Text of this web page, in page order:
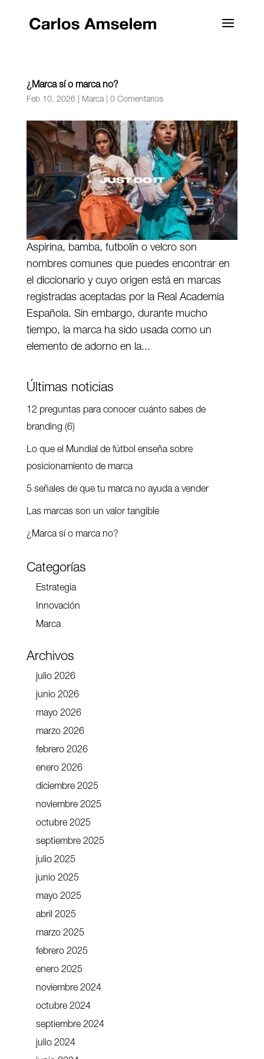
¿Marca sí o marca no?
Feb 10, 2026| Marca| 0 Comentarios
Aspirina, bamba, futbolín o velcro son
nombres comunes que puedes encontrar en
el diccionario y cuyo origen está en marcas
registradas aceptadas por la Real Academia
Española. Sin embargo, durante mucho
tiempo, la marca ha sido usada como un
elemento de adorno en la...
Últimas noticias
12 preguntas para conocer cuánto sabes de
branding (6)
Lo que el Mundial de fútbol enseña sobre
posicionamiento de marca
5 señales de que tu marca no ayuda a vender
Las marcas son un valor tangible
¿Marca sí o marca no?
Categorías
Estrategia
Innovación
Marca
Archivos
julio 2026
junio 2026
mayo 2026
marzo 2026
febrero 2026
enero 2026
diciembre 2025
noviembre 2025
octubre 2025
septiembre 2025
julio 2025
junio 2025
mayo 2025
abril 2025
marzo 2025
febrero 2025
enero 2025
noviembre 2024
octubre 2024
septiembre 2024
julio 2024